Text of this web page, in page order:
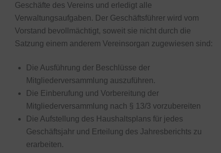
Geschäfte des Vereins und erledigt alle
Verwaltungsaufgaben. Der Geschäftsführer wird vom
Vorstand bevollmächtigt, soweit sie nicht durch die
Satzung einem anderem Vereinsorgan zugewiesen sind:
Die Ausführung der Beschlüsse der
Mitgliederversammlung auszuführen.
Die Einberufung und Vorbereitung der
Mitgliederversammlung nach § 13/3 vorzubereiten
Die Aufstellung des Haushaltsplans für jedes
Geschäftsjahr und Erteilung des Jahresberichts zu
erarbeiten.